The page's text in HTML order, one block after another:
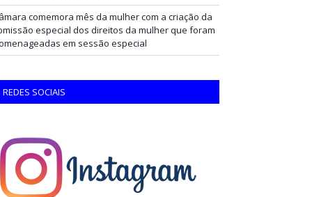
comemora mês da mulher com a criação da
especial dos direitos da mulher que foram
em sessão especial
REDES SOCIAIS